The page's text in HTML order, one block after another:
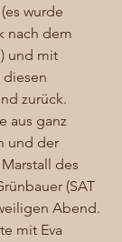
wurde
nach dem
und mit
zurück.
aus ganz
und der
des
(SAT
Abend.
mit Eva